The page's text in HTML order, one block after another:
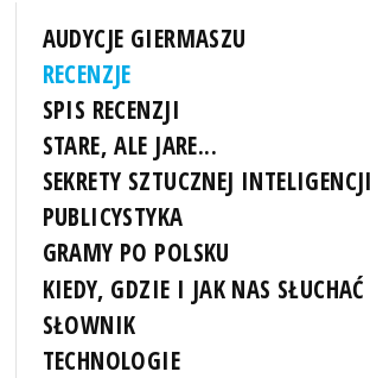
AUDYCJE GIERMASZU
RECENZJE
SPIS RECENZJI
STARE, ALE JARE...
SEKRETY SZTUCZNEJ INTELIGENCJI
PUBLICYSTYKA
GRAMY PO POLSKU
KIEDY, GDZIE I JAK NAS SŁUCHAĆ
SŁOWNIK
TECHNOLOGIE